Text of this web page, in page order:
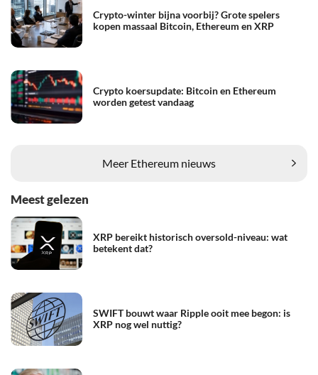
Crypto-winter bijna voorbij? Grote spelers
kopen massaal Bitcoin, Ethereum en XRP
Crypto koersupdate: Bitcoin en Ethereum
worden getest vandaag
Meer Ethereum nieuws
Meest gelezen
XRP bereikt historisch oversold-niveau: wat
betekent dat?
SWIFT bouwt waar Ripple ooit mee begon: is
XRP nog wel nuttig?